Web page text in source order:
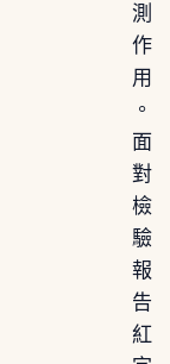
測
作
用
。
面
對
檢
驗
報
告
紅